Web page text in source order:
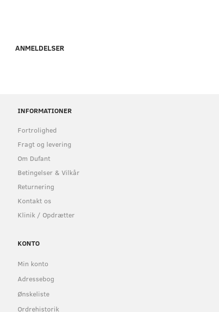
ANMELDELSER
INFORMATIONER
Fortrolighed
Fragt og levering
Om Dufant
Betingelser & Vilkår
Returnering
Kontakt os
Klinik / Opdrætter
KONTO
Min konto
Adressebog
Ønskeliste
Ordrehistorik